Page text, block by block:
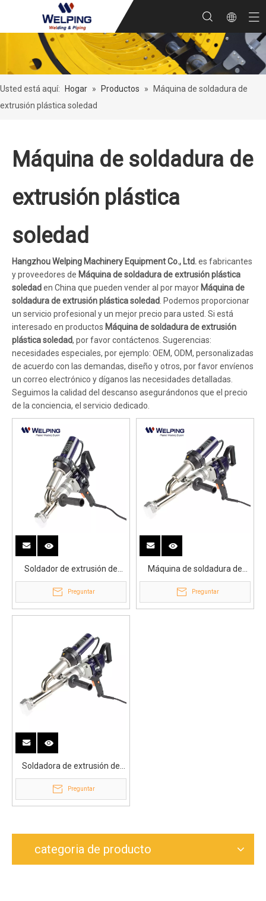
Usted está aquí: Hogar » Productos »
Máquina de soldadura de
extrusión plástica soledad
Máquina de soldadura de
extrusión plástica
soledad
Hangzhou Welping Machinery Equipment Co., Ltd.es fabricantes
y proveedores de Máquina de soldadura de extrusión plástica
soledaden China que pueden vender al por mayor Máquina de
soldadura de extrusión plástica soledad . Podemos proporcionar
un servicio profesional y un mejor precio para usted. Si está
interesado en productos Máquina de soldadura de extrusión
plástica soledad, por favor contáctenos. Sugerencias:
necesidades especiales, por ejemplo: OEM, ODM, personalizadas
de acuerdo con las demandas, diseño y otros, por favor envíenos
un correo electrónico y díganos las necesidades detalladas.
Seguimos la calidad del descanso asegurándonos que el precio
de la conciencia, el servicio dedicado.
Soldador de extrusión de
plástico de soldadura de
Booster-EX2
Preguntar
Máquina de soldadura de
extrusión de plástico booster-
ex3
Preguntar
Soldadora de extrusión de
plástico HDPE Booster-EX3
Preguntar
categoria de producto